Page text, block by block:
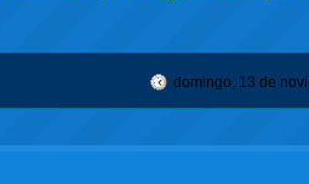
domingo, 13 de